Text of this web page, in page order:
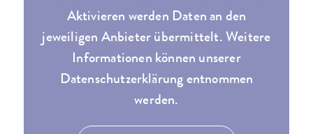
Aktivieren werden Daten an den
jeweiligen Anbieter übermittelt. Weitere
Informationen können unserer
Datenschutzerklärung entnommen
werden.